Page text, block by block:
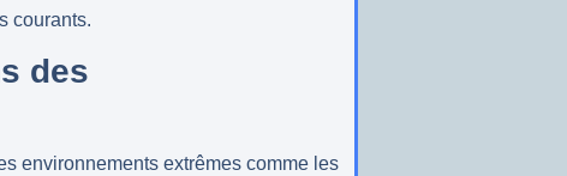
courants.
des
environnements extrêmes comme les